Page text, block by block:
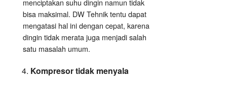
menciptakan suhu dingin namun tidak
bisa maksimal. DW Tehnik tentu dapat
mengatasi hal ini dengan cepat, karena
dingin tidak merata juga menjadi salah
satu masalah umum.
Kompresor tidak menyala